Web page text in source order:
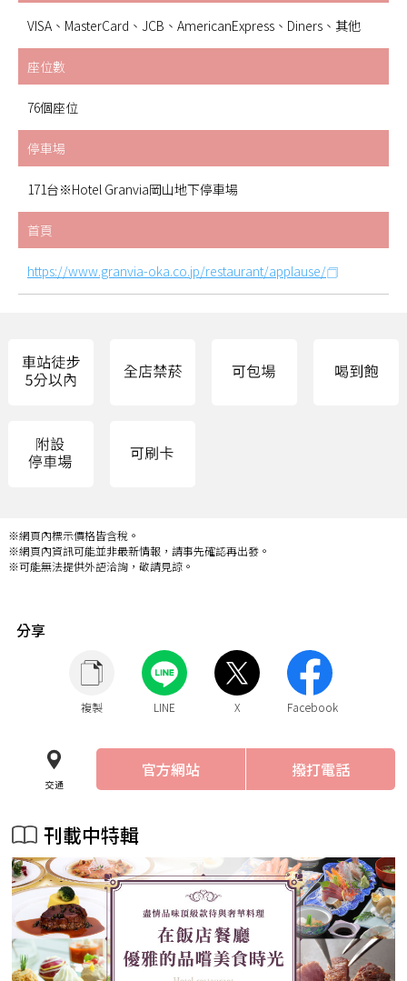
VISA、MasterCard、JCB、AmericanExpress、Diners、其他
座位數
76個座位
停車場
171台※Hotel Granvia岡山地下停車場
首頁
https://www.granvia-oka.co.jp/restaurant/applause/
※網頁內標示價格皆含稅。
※網頁內資訊可能並非最新情報，請事先確認再出發。
※可能無法提供外語洽詢，敬請見諒。
分享
複製 LINE X Facebook
交通
官方網站 撥打電話
刊載中特輯